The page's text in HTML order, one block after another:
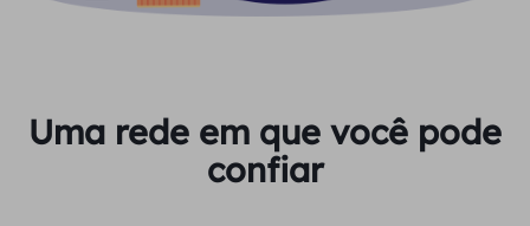
Uma rede em que você pode
confiar